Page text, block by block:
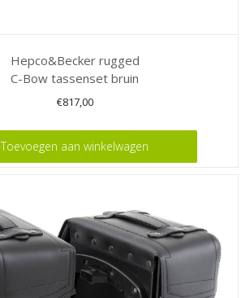
Hepco&Becker rugged
C-Bow tassenset bruin
€817,00
Toevoegen aan winkelwagen